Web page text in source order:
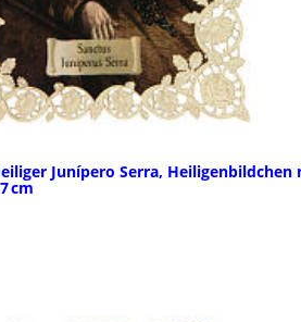
Junípero Serra, Heiligenbildchen
cm